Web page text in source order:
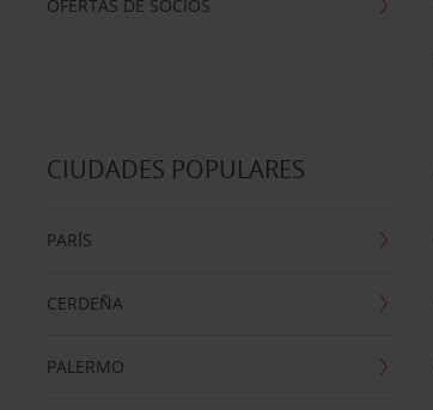
OFERTAS DE SOCIOS
CIUDADES POPULARES
PARÍS
CERDEÑA
PALERMO